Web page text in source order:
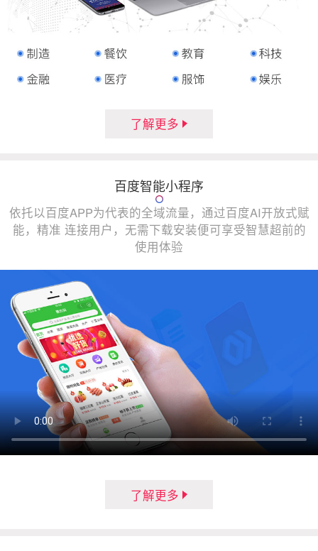
了解更多
百度智能小程序
依托以百度APP为代表的全域流量，通过百度AI开放式赋
能，精准 连接用户，无需下载安装便可享受智慧超前的
使用体验
了解更多